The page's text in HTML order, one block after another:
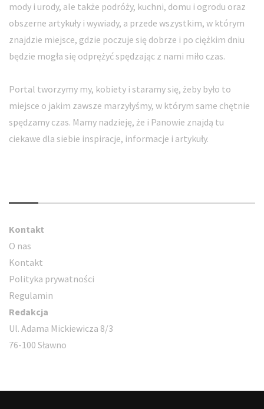
mody i urody, ale także podróży, kuchni, domu i ogrodu oraz
obszerne artykuły i wywiady, a przede wszystkim, w którym
znajdzie miejsce, gdzie poczuje się dobrze i po ciężkim dniu
będzie mogła się odprężyć spędzając z nami miło czas.
Portal tworzymy my, kobiety i staramy się, żeby było to
miejsce o jakim zawsze marzyłyśmy, w którym same chętnie
spędzamy czas. Mamy nadzieję, że i Panowie znajdą tu
ciekawe dla siebie inspiracje, informacje i artykuły.
Kontakt
O nas
Kontakt
Polityka prywatności
Regulamin
Redakcja
Ul. Adama Mickiewicza 8/3
76-100 Sławno